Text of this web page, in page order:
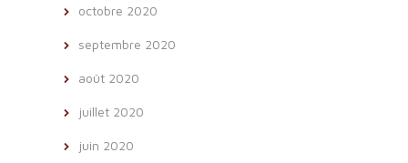
octobre 2020
septembre 2020
août 2020
juillet 2020
juin 2020